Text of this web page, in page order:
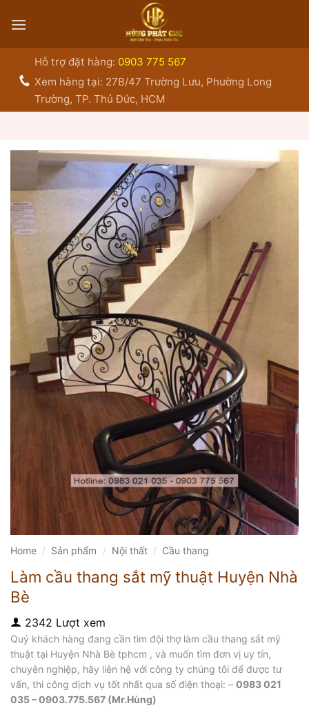
qua
Hỗ trợ đặt hàng: 0903 775 567
Xem hàng tại: 27B/47 Trường Lưu, Phường Long
Trường, TP. Thủ Đức, HCM
Home / Sản phẩm / Nội thất / Cầu thang
Làm cầu thang sắt mỹ thuật Huyện Nhà
Bè
2342 Lượt xem
Quý khách hàng đang cần tìm đội thợ làm cầu thang sắt mỹ
thuật tại Huyện Nhà Bè tphcm , và muốn tìm đơn vị uy tín,
chuyên nghiệp, hãy liên hệ với công ty chúng tôi để được tư
vấn, thi công dịch vụ tốt nhất qua số điện thoại: – 0983 021
035 – 0903.775.567 (Mr.Hùng)